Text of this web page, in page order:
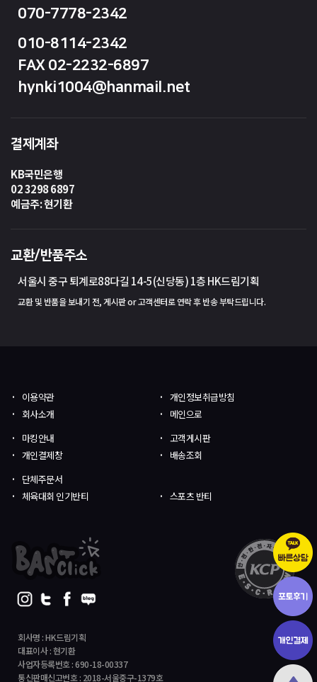
070-7778-2342
010-8114-2342
FAX 02-2232-6897
hynki1004@hanmail.net
결제계좌
KB국민은행
02 3298 6897
예금주: 현기환
교환/반품주소
서울시 중구 퇴계로88다길 14-5(신당동) 1층 HK드림기획
교환 및 반품을 보내기 전, 게시판 or 고객센터로 연락 후 반송 부탁드립니다.
회사명 : HK드림기획
대표이사 : 현기환
사업자등록번호 : 690-18-00337
통신판매신고번호 : 2018-서울중구-1379호
이용약관
개인정보취급방침
회사소개
메인으로
마킹안내
고객게시판
개인결제창
배송조회
단체주문서
체육대회 인기반티
스포츠 반티